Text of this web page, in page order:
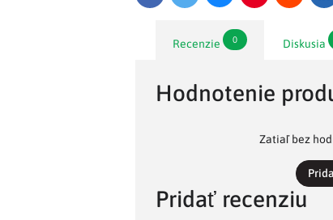
Recenzie 0 Diskusia
Hodnotenie
Zatiaľ bez
Pridať recenziu